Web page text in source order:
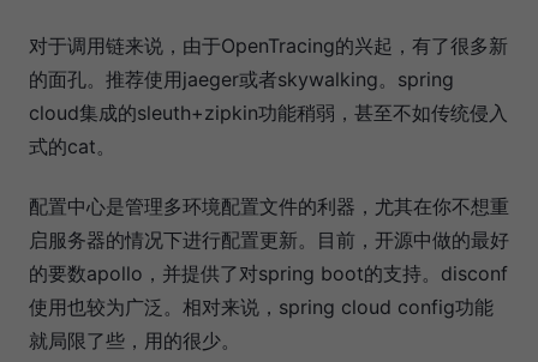
对于调用链来说，由于OpenTracing的兴起，有了很多新
的面孔。推荐使用jaeger或者skywalking。spring
cloud集成的sleuth+zipkin功能稍弱，甚至不如传统侵入
式的cat。
配置中心是管理多环境配置文件的利器，尤其在你不想重
启服务器的情况下进行配置更新。目前，开源中做的最好
的要数apollo，并提供了对spring boot的支持。disconf
使用也较为广泛。相对来说，spring cloud config功能
就局限了些，用的很少。